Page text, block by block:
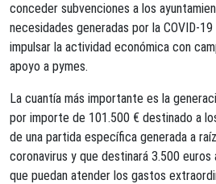
conceder subvenciones a los
necesidades generadas por la COVID-
impulsar la actividad económica con
apoyo a pymes.
La cuantía más importante es la
por importe de 101.500 € destinado a
de una partida específica generada a
coronavirus y que destinará 3.500 euros
que puedan atender los gastos